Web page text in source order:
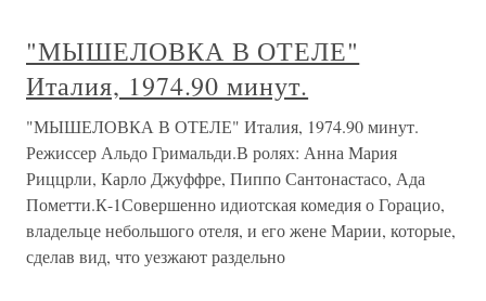
"МЫШЕЛОВКА В ОТЕЛЕ"
Италия, 1974.90 минут.
"МЫШЕЛОВКА В ОТЕЛЕ" Италия, 1974.90 минут.
Режиссер Альдо Гримальди.В ролях: Анна Мария
Риццрли, Карло Джуффре, Пиппо Сантонастасо, Ада
Пометти.К-1Совершенно идиотская комедия о Горацио,
владельце небольшого отеля, и его жене Марии, которые,
сделав вид, что уезжают раздельно